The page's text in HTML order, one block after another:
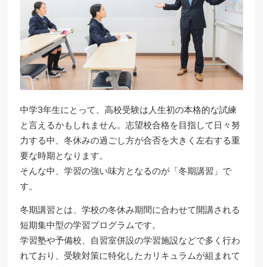
中学3年生にとって、高校受験は人生初の本格的な試練
と言えるかもしれません。志望校合格を目指して日々努
力する中、冬休みの過ごし方が合否を大きく左右する重
要な時期となります。
そんな中、学習の強い味方となるのが「冬期講習」で
す。
冬期講習とは、学校の冬休み期間に合わせて開講される
短期集中型の学習プログラムです。
学習塾や予備校、自習室併設の学習施設などで多く行わ
れており、受験対策に特化したカリキュラムが組まれて